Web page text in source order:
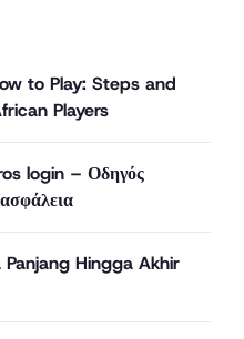
to Play: Steps and
Players
login – Οδηγός
Hingga Akhir